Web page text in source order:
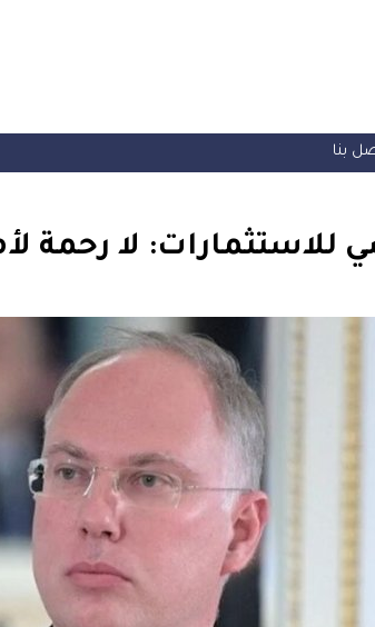
بنا
لا رحمة